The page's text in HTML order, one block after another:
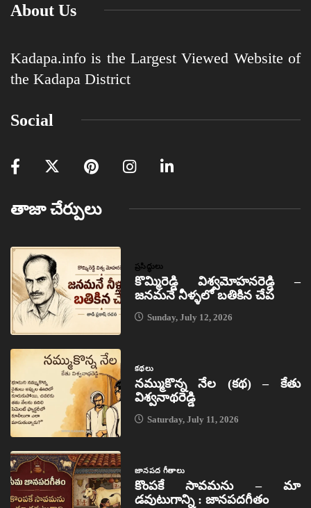
About Us
Kadapa.info is the Largest Viewed Website of
the Kadapa District
Social
తాజా చేర్పులు
ప్రసిద్ధులు
కొమ్మిరెడ్డి విశ్వమోహనరెడ్డి –
జనమనే నీళ్ళలో బతికిన చేప
Sunday, July 12, 2026
కథలు
నమ్ముకొన్న నేల (కథ) – కేతు
విశ్వనాథరెడ్డి
Saturday, July 11, 2026
జానపద గీతాలు
కొంపకే సావమను – మా
డవుటుగాన్ని : జానపదగీతం